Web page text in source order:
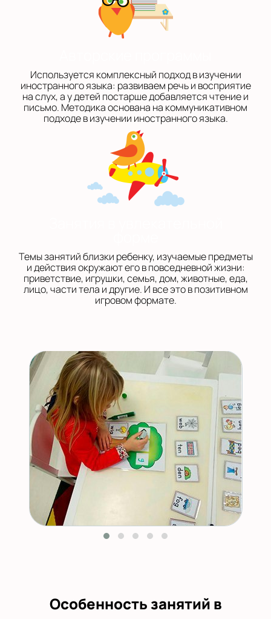
Используется комплексный подход в изучении
иностранного языка: развиваем речь и восприятие
на слух, а у детей постарше добавляется чтение и
письмо. Методика основана на коммуникативном
подходе в изучении иностранного языка.
Темы занятий близки ребенку, изучаемые предметы
и действия окружают его в повседневной жизни:
приветствие, игрушки, семья, дом, животные, еда,
лицо, части тела и другие. И все это в позитивном
игровом формате.
Особенность занятий в